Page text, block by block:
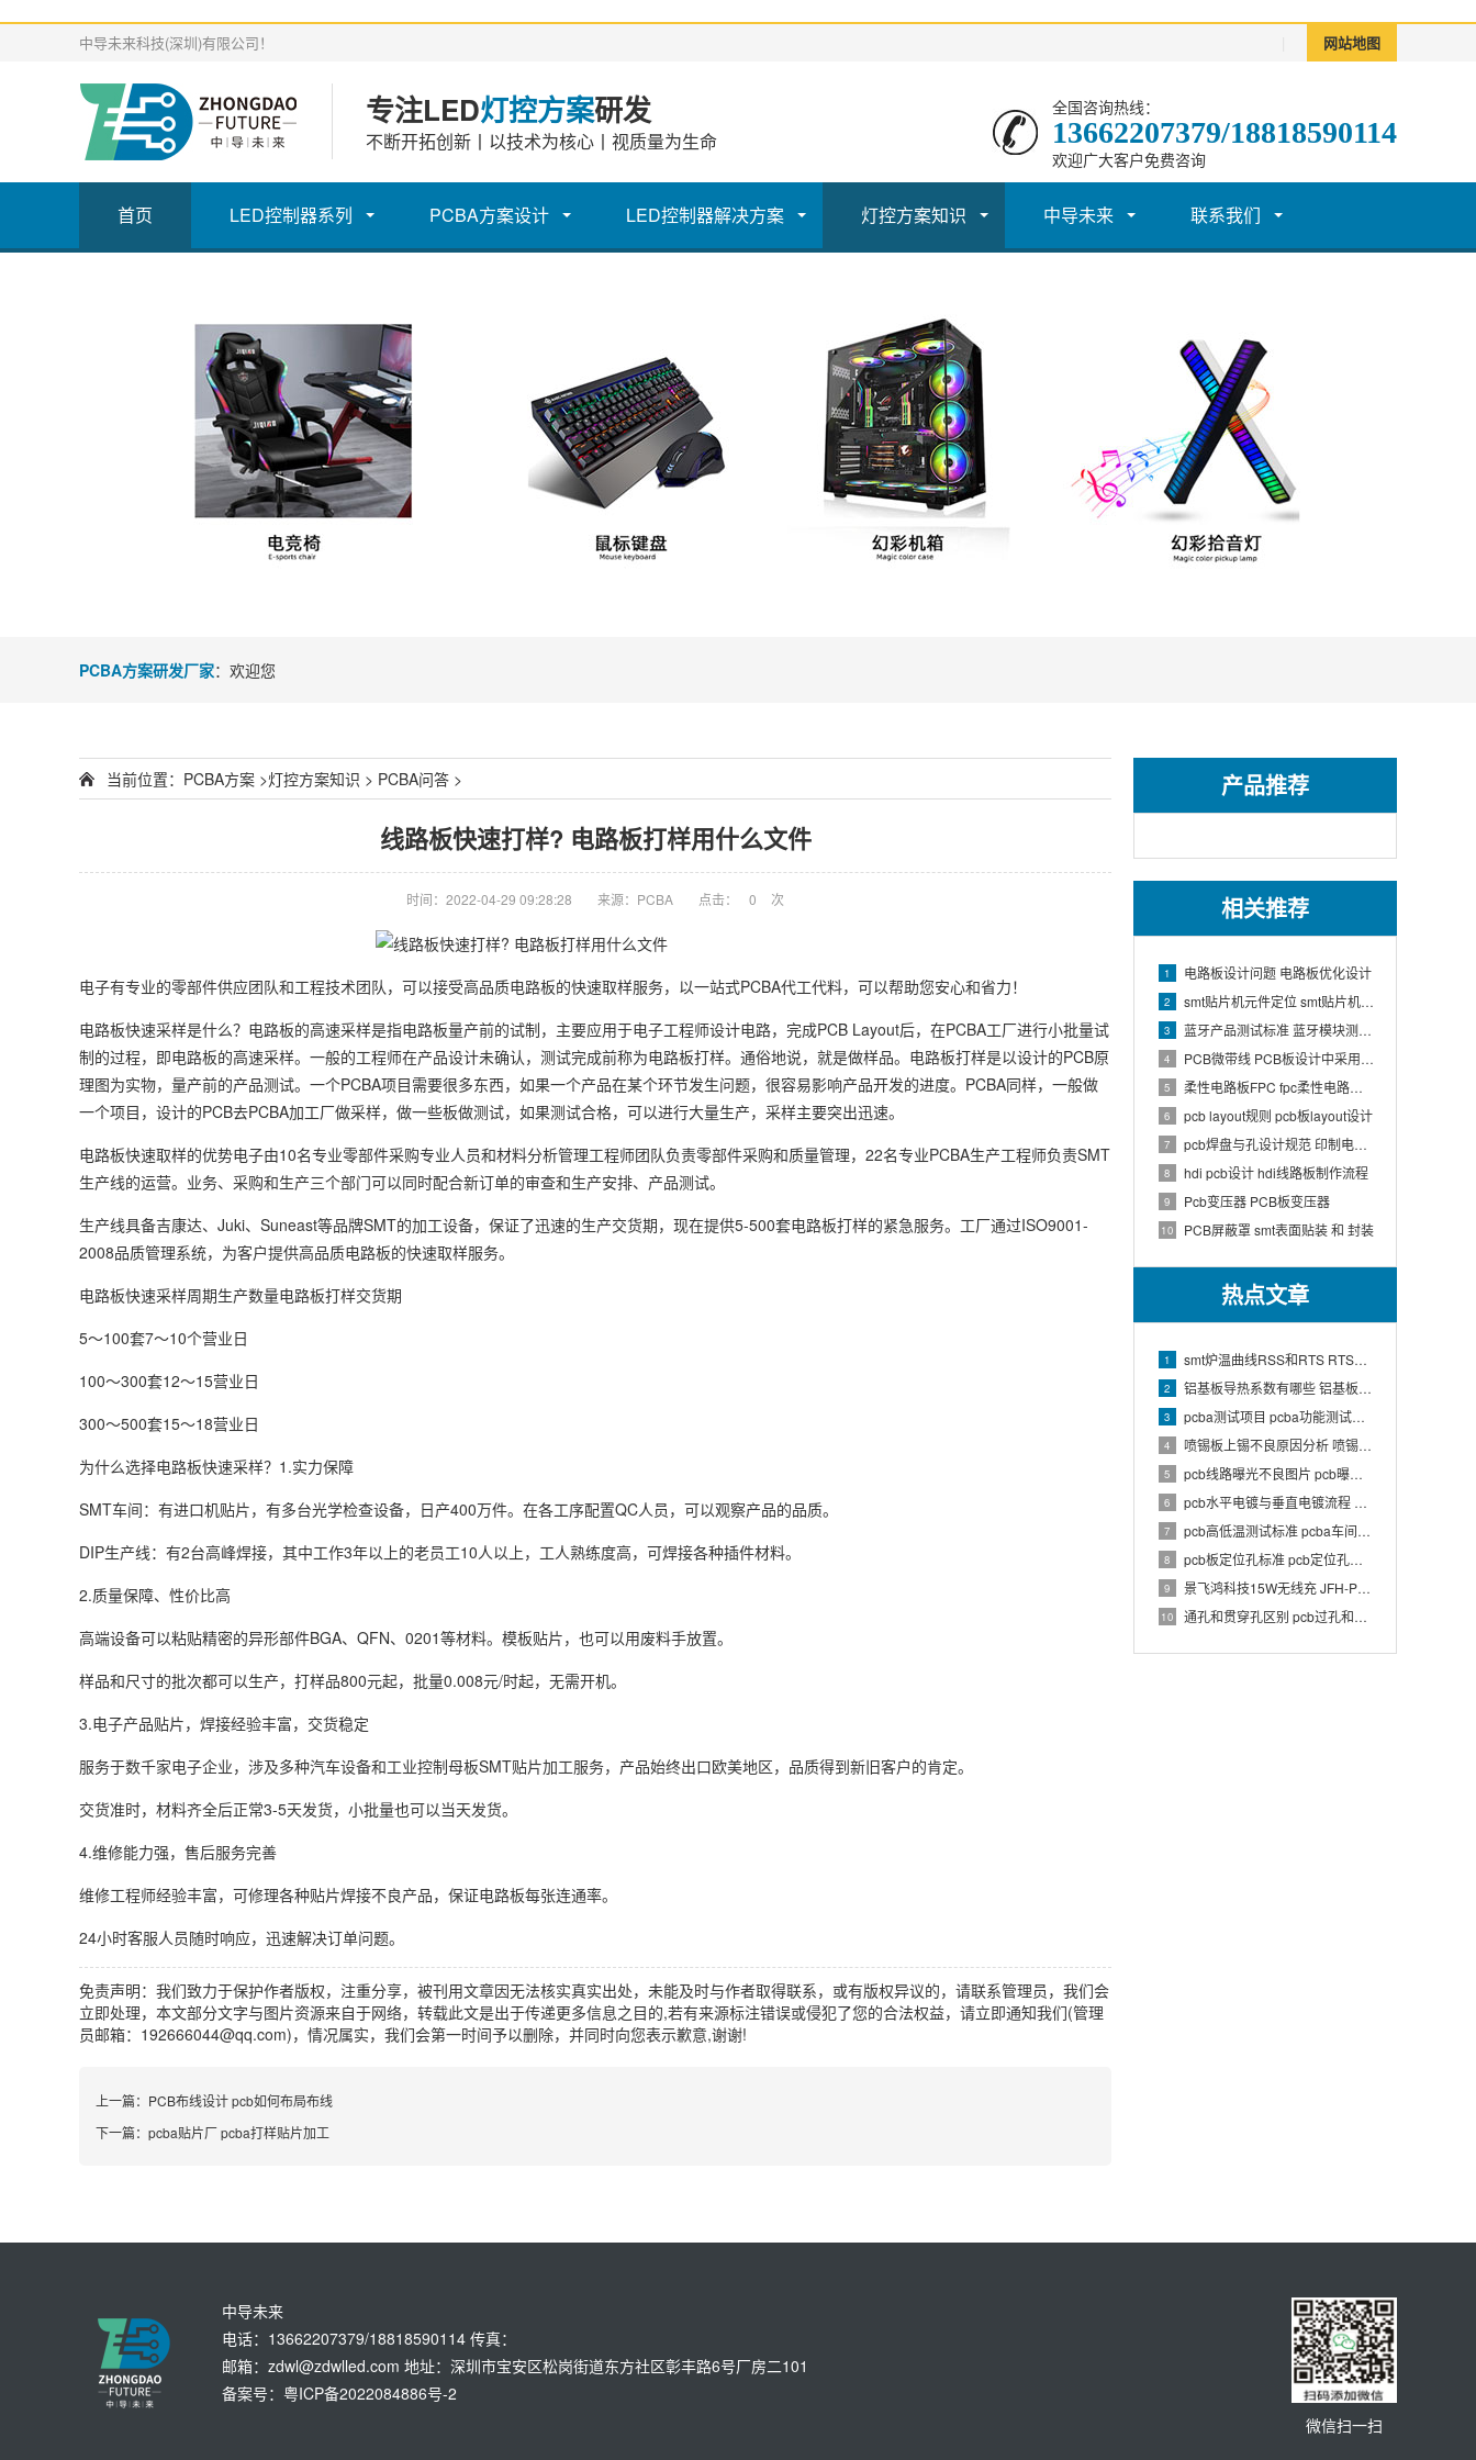
网站地图
中导未来科技(深圳)有限公司！
专注LED灯控方案研发
不断开拓创新丨以技术为核心丨视质量为生命
全国咨询热线：
13662207379/18818590114
欢迎广大客户免费咨询
首页 LED控制器系列 PCBA方案设计 LED控制器解决方案 灯控方案知识 中导未来 联系我们
PCBA方案研发厂家：欢迎您
产品推荐
相关推荐
1 电路板设计问题 电路板优化设计
2 smt贴片机元件定位 smt贴片机结构
3 蓝牙产品测试标准 蓝牙模块测试方法
4 PCB微带线 PCB板设计中采用微带线和带状线,应用到什么原理
5 柔性电路板FPC fpc柔性电路板生产流程介绍
6 pcb layout规则 pcb板layout设计
7 pcb焊盘与孔设计规范 印制电路板上焊盘的大小及引线的孔径如何确定
8 hdi pcb设计 hdi线路板制作流程
9 Pcb变压器 PCB板变压器
10 PCB屏蔽罩 smt表面贴装 和 封装
热点文章
1 smt炉温曲线RSS和RTS RTS炉温曲线
2 铝基板导热系数有哪些 铝基板的导热系数和热阻
3 pcba测试项目 pcba功能测试有哪些项
4 喷锡板上锡不良原因分析 喷锡板不上锡处理
5 pcb线路曝光不良图片 pcb曝光工艺原理
6 pcb水平电镀与垂直电镀流程 pcb电镀工艺介绍
7 pcb高低温测试标准 pcba车间温湿度要求
8 pcb板定位孔标准 pcb定位孔和定位柱要求
9 景飞鸿科技15W无线充 JFH-PWC-TX033 1.0 PCBA 规格书
10 通孔和贯穿孔区别 pcb过孔和通孔区别
当前位置： PCBA方案 >灯控方案知识 > PCBA问答 >
线路板快速打样? 电路板打样用什么文件
时间：2022-04-29 09:28:28 来源：PCBA 点击： 0 次
电子有专业的零部件供应团队和工程技术团队，可以接受高品质电路板的快速取样服务，以一站式PCBA代工代料，可以帮助您安心和省力！
电路板快速采样是什么？电路板的高速采样是指电路板量产前的试制，主要应用于电子工程师设计电路，完成PCB Layout后，在PCBA工厂进行小批量试
制的过程，即电路板的高速采样。一般的工程师在产品设计未确认，测试完成前称为电路板打样。通俗地说，就是做样品。电路板打样是以设计的PCB原
理图为实物，量产前的产品测试。一个PCBA项目需要很多东西，如果一个产品在某个环节发生问题，很容易影响产品开发的进度。PCBA同样，一般做
一个项目，设计的PCB去PCBA加工厂做采样，做一些板做测试，如果测试合格，可以进行大量生产，采样主要突出迅速。
电路板快速取样的优势电子由10名专业零部件采购专业人员和材料分析管理工程师团队负责零部件采购和质量管理，22名专业PCBA生产工程师负责SMT
生产线的运营。业务、采购和生产三个部门可以同时配合新订单的审查和生产安排、产品测试。
生产线具备吉康达、Juki、Suneast等品牌SMT的加工设备，保证了迅速的生产交货期，现在提供5-500套电路板打样的紧急服务。工厂通过ISO9001-
2008品质管理系统，为客户提供高品质电路板的快速取样服务。
电路板快速采样周期生产数量电路板打样交货期
5～100套7～10个营业日
100～300套12～15营业日
300～500套15～18营业日
为什么选择电路板快速采样？1.实力保障
SMT车间：有进口机贴片，有多台光学检查设备，日产400万件。在各工序配置QC人员，可以观察产品的品质。
DIP生产线：有2台高峰焊接，其中工作3年以上的老员工10人以上，工人熟练度高，可焊接各种插件材料。
2.质量保障、性价比高
高端设备可以粘贴精密的异形部件BGA、QFN、0201等材料。模板贴片，也可以用废料手放置。
样品和尺寸的批次都可以生产，打样品800元起，批量0.008元/时起，无需开机。
3.电子产品贴片，焊接经验丰富，交货稳定
服务于数千家电子企业，涉及多种汽车设备和工业控制母板SMT贴片加工服务，产品始终出口欧美地区，品质得到新旧客户的肯定。
交货准时，材料齐全后正常3-5天发货，小批量也可以当天发货。
4.维修能力强，售后服务完善
维修工程师经验丰富，可修理各种贴片焊接不良产品，保证电路板每张连通率。
24小时客服人员随时响应，迅速解决订单问题。
免责声明：我们致力于保护作者版权，注重分享，被刊用文章因无法核实真实出处，未能及时与作者取得联系，或有版权异议的，请联系管理员，我们会
立即处理，本文部分文字与图片资源来自于网络，转载此文是出于传递更多信息之目的,若有来源标注错误或侵犯了您的合法权益，请立即通知我们(管理
员邮箱：192666044@qq.com)，情况属实，我们会第一时间予以删除，并同时向您表示歉意,谢谢!
上一篇： PCB布线设计 pcb如何布局布线
下一篇： pcba贴片厂 pcba打样贴片加工
微信扫一扫
中导未来
电话：13662207379/18818590114 传真：
邮箱：zdwl@zdwlled.com 地址：深圳市宝安区松岗街道东方社区彰丰路6号厂房二101
备案号：粤ICP备2022084886号-2